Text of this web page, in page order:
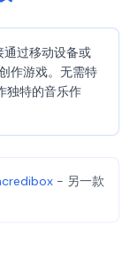
过移动设备或
作游戏。无需特
独特的音乐作
- 另一款